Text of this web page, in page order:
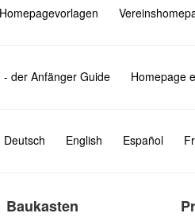
Homepagevorlagen
der Anfänger Guide Homepage
Deutsch English Español
Baukasten